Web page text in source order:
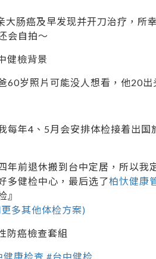
大肠癌及早发现并开刀治疗，所
会自拍～
60岁照片可能没人想看，他20出
每年4、5月会安排体检接着出
年前退休搬到台中定居，所以我
多健检中心，最后选了柏忕健康
』
多其他体检方案)
健康检查 #台中健检